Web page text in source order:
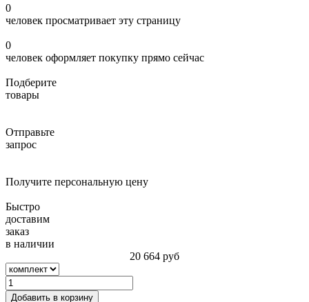
0
человек просматривает эту страницу
0
человек оформляет покупку прямо сейчас
Подберите
товары
Отправьте
запрос
Получите персональную цену
Быстро
доставим
заказ
в наличии
20 664 руб
Добавить в корзину